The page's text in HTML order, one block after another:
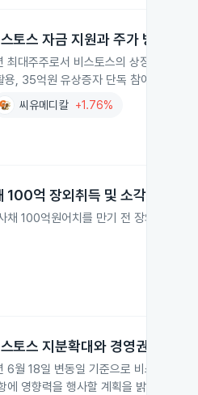
토스 자금 지원과 주가 방어
대주주로서 비스토스의 상장 유지 위
, 35억원 유상증자 단독 참여로 희석
씨유메디칼 +1.76%
억 장외취득 및 소각 계획
채 100억원어치를 만기 전 장외에서
토스 지분확대와 경영권 영향
6월 18일 변동일 기준으로 비스토스
영향력을 행사할 계획을 밝혔습니다.